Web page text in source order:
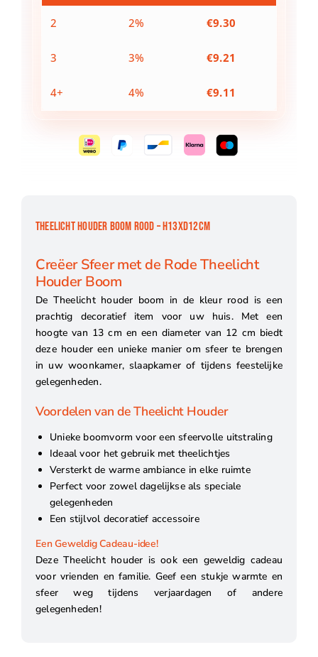
2 2% €9.30
3 3% €9.21
4+ 4% €9.11
THEELICHT HOUDER BOOM ROOD – H13XD12CM
Creëer Sfeer met de Rode Theelicht
Houder Boom
De Theelicht houder boom in de kleur rood is een
prachtig decoratief item voor uw huis. Met een
hoogte van 13 cm en een diameter van 12 cm biedt
deze houder een unieke manier om sfeer te brengen
in uw woonkamer, slaapkamer of tijdens feestelijke
gelegenheden.
Voordelen van de Theelicht Houder
Unieke boomvorm voor een sfeervolle uitstraling
Ideaal voor het gebruik met theelichtjes
Versterkt de warme ambiance in elke ruimte
Perfect voor zowel dagelijkse als speciale
gelegenheden
Een stijlvol decoratief accessoire
Een Geweldig Cadeau-idee!
Deze Theelicht houder is ook een geweldig cadeau
voor vrienden en familie. Geef een stukje warmte en
sfeer weg tijdens verjaardagen of andere
gelegenheden!